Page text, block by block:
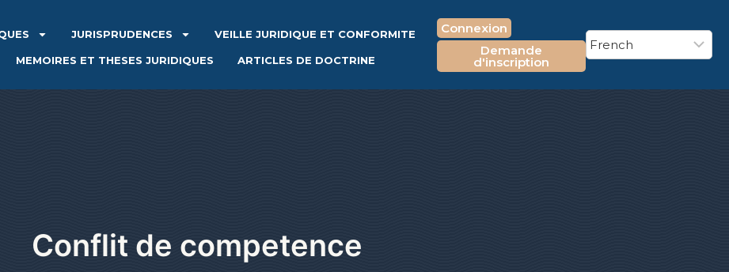
JURISPRUDENCES VEILLE JURIDIQUE ET CONFORMITE
MEMOIRES ET THESES JURIDIQUES ARTICLES DE DOCTRINE
Connexion
Demande
d'inscription
Conflit de competence